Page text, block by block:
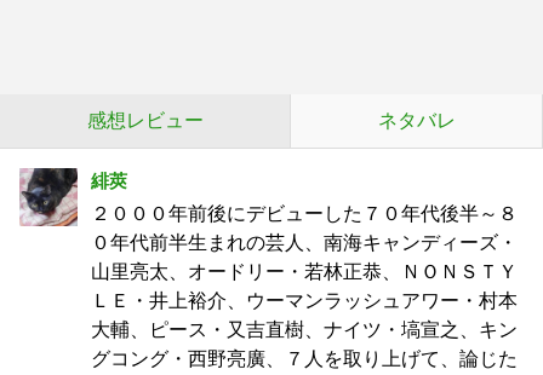
感想レビュー ネタバレ
緋莢
２０００年前後にデビューした７０年代後半～８
０年代前半生まれの芸人、南海キャンディーズ・
山里亮太、オードリー・若林正恭、ＮＯＮＳＴＹ
ＬＥ・井上裕介、ウーマンラッシュアワー・村本
大輔、ピース・又吉直樹、ナイツ・塙宣之、キン
グコング・西野亮廣、７人を取り上げて、論じた